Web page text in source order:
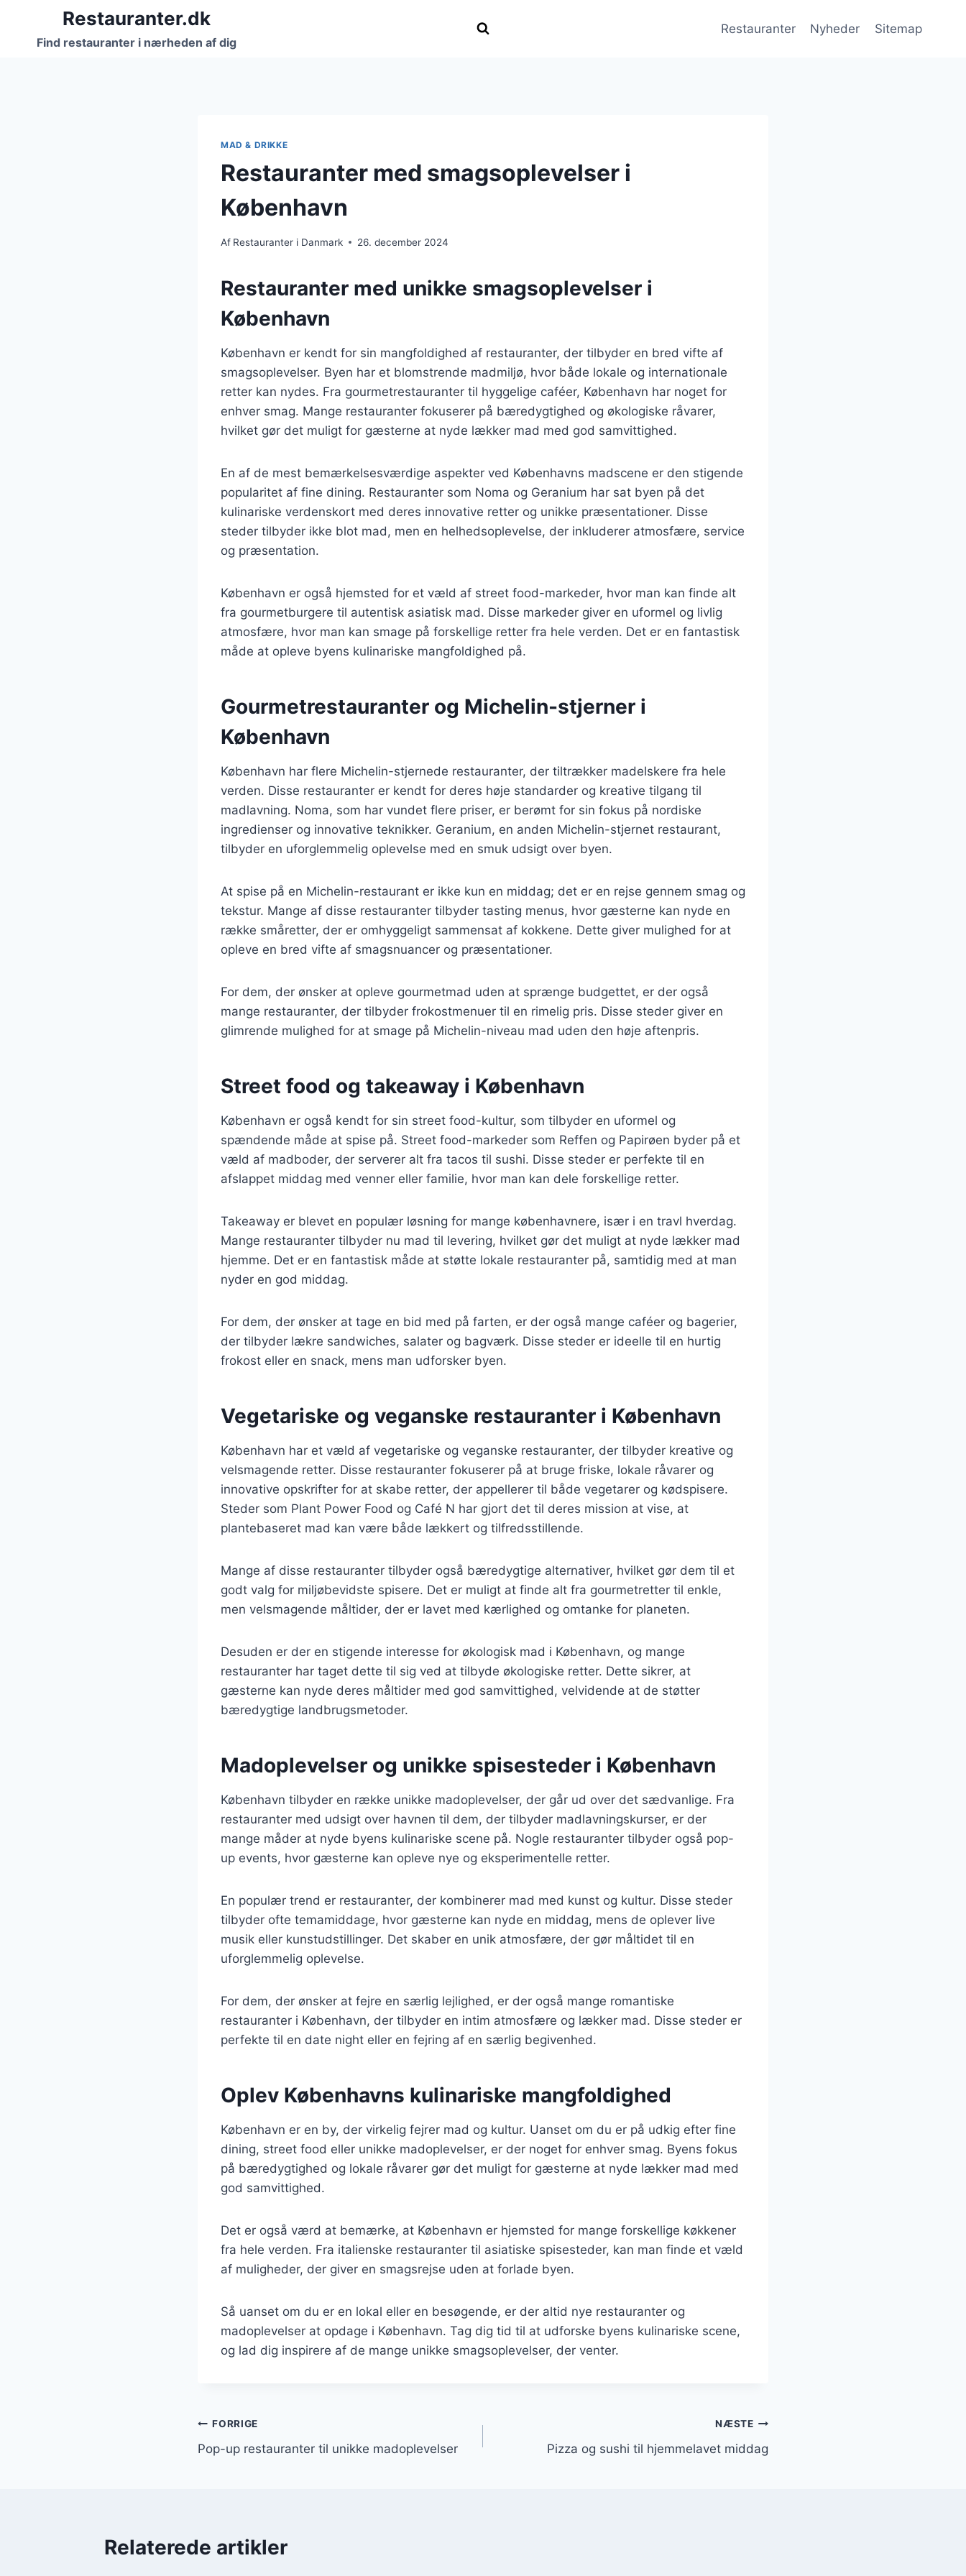
indhold
Restauranter.dk
Find restauranter i nærheden af dig
Restauranter Nyheder Sitemap
MAD & DRIKKE
Restauranter med smagsoplevelser i
København
Af Restauranter i Danmark 26. december 2024
Restauranter med unikke smagsoplevelser i
København
København er kendt for sin mangfoldighed af restauranter, der tilbyder en bred vifte af
smagsoplevelser. Byen har et blomstrende madmiljø, hvor både lokale og internationale
retter kan nydes. Fra gourmetrestauranter til hyggelige caféer, København har noget for
enhver smag. Mange restauranter fokuserer på bæredygtighed og økologiske råvarer,
hvilket gør det muligt for gæsterne at nyde lækker mad med god samvittighed.
En af de mest bemærkelsesværdige aspekter ved Københavns madscene er den stigende
popularitet af fine dining. Restauranter som Noma og Geranium har sat byen på det
kulinariske verdenskort med deres innovative retter og unikke præsentationer. Disse
steder tilbyder ikke blot mad, men en helhedsoplevelse, der inkluderer atmosfære, service
og præsentation.
København er også hjemsted for et væld af street food-markeder, hvor man kan finde alt
fra gourmetburgere til autentisk asiatisk mad. Disse markeder giver en uformel og livlig
atmosfære, hvor man kan smage på forskellige retter fra hele verden. Det er en fantastisk
måde at opleve byens kulinariske mangfoldighed på.
Gourmetrestauranter og Michelin-stjerner i
København
København har flere Michelin-stjernede restauranter, der tiltrækker madelskere fra hele
verden. Disse restauranter er kendt for deres høje standarder og kreative tilgang til
madlavning. Noma, som har vundet flere priser, er berømt for sin fokus på nordiske
ingredienser og innovative teknikker. Geranium, en anden Michelin-stjernet restaurant,
tilbyder en uforglemmelig oplevelse med en smuk udsigt over byen.
At spise på en Michelin-restaurant er ikke kun en middag; det er en rejse gennem smag og
tekstur. Mange af disse restauranter tilbyder tasting menus, hvor gæsterne kan nyde en
række småretter, der er omhyggeligt sammensat af kokkene. Dette giver mulighed for at
opleve en bred vifte af smagsnuancer og præsentationer.
For dem, der ønsker at opleve gourmetmad uden at sprænge budgettet, er der også
mange restauranter, der tilbyder frokostmenuer til en rimelig pris. Disse steder giver en
glimrende mulighed for at smage på Michelin-niveau mad uden den høje aftenpris.
Street food og takeaway i København
København er også kendt for sin street food-kultur, som tilbyder en uformel og
spændende måde at spise på. Street food-markeder som Reffen og Papirøen byder på et
væld af madboder, der serverer alt fra tacos til sushi. Disse steder er perfekte til en
afslappet middag med venner eller familie, hvor man kan dele forskellige retter.
Takeaway er blevet en populær løsning for mange københavnere, især i en travl hverdag.
Mange restauranter tilbyder nu mad til levering, hvilket gør det muligt at nyde lækker mad
hjemme. Det er en fantastisk måde at støtte lokale restauranter på, samtidig med at man
nyder en god middag.
For dem, der ønsker at tage en bid med på farten, er der også mange caféer og bagerier,
der tilbyder lækre sandwiches, salater og bagværk. Disse steder er ideelle til en hurtig
frokost eller en snack, mens man udforsker byen.
Vegetariske og veganske restauranter i København
København har et væld af vegetariske og veganske restauranter, der tilbyder kreative og
velsmagende retter. Disse restauranter fokuserer på at bruge friske, lokale råvarer og
innovative opskrifter for at skabe retter, der appellerer til både vegetarer og kødspisere.
Steder som Plant Power Food og Café N har gjort det til deres mission at vise, at
plantebaseret mad kan være både lækkert og tilfredsstillende.
Mange af disse restauranter tilbyder også bæredygtige alternativer, hvilket gør dem til et
godt valg for miljøbevidste spisere. Det er muligt at finde alt fra gourmetretter til enkle,
men velsmagende måltider, der er lavet med kærlighed og omtanke for planeten.
Desuden er der en stigende interesse for økologisk mad i København, og mange
restauranter har taget dette til sig ved at tilbyde økologiske retter. Dette sikrer, at
gæsterne kan nyde deres måltider med god samvittighed, velvidende at de støtter
bæredygtige landbrugsmetoder.
Madoplevelser og unikke spisesteder i København
København tilbyder en række unikke madoplevelser, der går ud over det sædvanlige. Fra
restauranter med udsigt over havnen til dem, der tilbyder madlavningskurser, er der
mange måder at nyde byens kulinariske scene på. Nogle restauranter tilbyder også pop-
up events, hvor gæsterne kan opleve nye og eksperimentelle retter.
En populær trend er restauranter, der kombinerer mad med kunst og kultur. Disse steder
tilbyder ofte temamiddage, hvor gæsterne kan nyde en middag, mens de oplever live
musik eller kunstudstillinger. Det skaber en unik atmosfære, der gør måltidet til en
uforglemmelig oplevelse.
For dem, der ønsker at fejre en særlig lejlighed, er der også mange romantiske
restauranter i København, der tilbyder en intim atmosfære og lækker mad. Disse steder er
perfekte til en date night eller en fejring af en særlig begivenhed.
Oplev Københavns kulinariske mangfoldighed
København er en by, der virkelig fejrer mad og kultur. Uanset om du er på udkig efter fine
dining, street food eller unikke madoplevelser, er der noget for enhver smag. Byens fokus
på bæredygtighed og lokale råvarer gør det muligt for gæsterne at nyde lækker mad med
god samvittighed.
Det er også værd at bemærke, at København er hjemsted for mange forskellige køkkener
fra hele verden. Fra italienske restauranter til asiatiske spisesteder, kan man finde et væld
af muligheder, der giver en smagsrejse uden at forlade byen.
Så uanset om du er en lokal eller en besøgende, er der altid nye restauranter og
madoplevelser at opdage i København. Tag dig tid til at udforske byens kulinariske scene,
og lad dig inspirere af de mange unikke smagsoplevelser, der venter.
Indlægsnavigation
FORRIGE
Pop-up restauranter til unikke madoplevelser
NÆSTE
Pizza og sushi til hjemmelavet middag
Relaterede artikler